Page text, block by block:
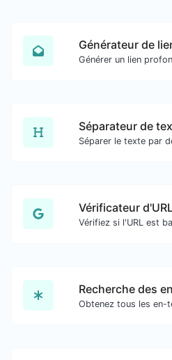
Générateur de
Séparateur de